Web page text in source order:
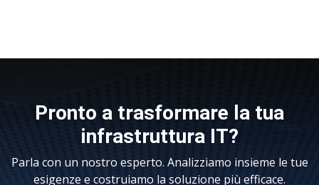
Pronto a trasformare la tua
infrastruttura IT?
Parla con un nostro esperto. Analizziamo insieme le tue
esigenze e costruiamo la soluzione più efficace.